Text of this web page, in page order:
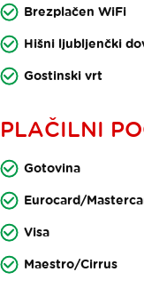
Brezplačen WiFi
Hišni ljubljenčki
Gostinski vrt
PLAČILNI
Gotovina
Eurocard/
Visa
Maestro/Cirrus